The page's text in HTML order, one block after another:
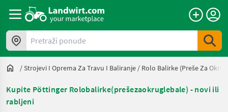
Pretraži ponude
/Strojevi I Oprema Za Travu I Baliranje / Rolo Balirke (preše Za
Kupite Pöttinger Rolobalirke(prešezaokruglebale) - novi ili
rabljeni